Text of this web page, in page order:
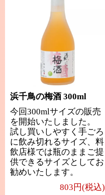
浜千鳥の梅酒 300ml
今回300mlサイズの販売
を開始いたしました。
試し買いしやすく手ごろ
に飲み切れるサイズ、料
飲店様では瓶のままご提
供できるサイズとしてお
勧めいたします。
803円(税込)